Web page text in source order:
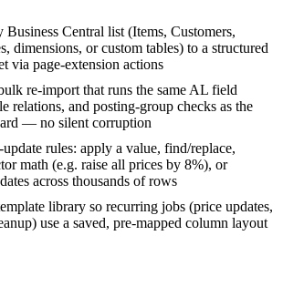
Business Central list (Items, Customers,
dimensions, or custom tables) to a structured
via page-extension actions
re-import that runs the same AL field
relations, and posting-group checks as the
— no silent corruption
rules: apply a value, find/replace,
math (e.g. raise all prices by 8%), or
across thousands of rows
library so recurring jobs (price updates,
use a saved, pre-mapped column layout